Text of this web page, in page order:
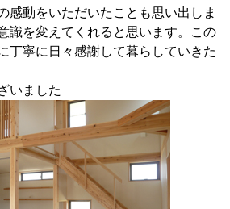
感動をいただいたことも思い出しま
識を変えてくれると思います。この
丁寧に日々感謝して暮らしていきた
いました